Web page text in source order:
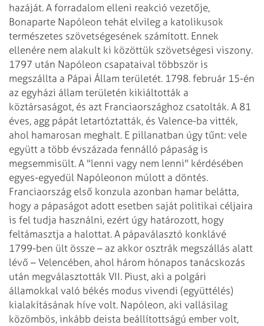
hazáját. A forradalom elleni reakció vezetője,
Bonaparte Napóleon tehát elvileg a katolikusok
természetes szövetségesének számított. Ennek
ellenére nem alakult ki közöttük szövetségesi viszony.
1797 után Napóleon csapataival többször is
megszállta a Pápai Állam területét. 1798. február 15-én
az egyházi állam területén kikiáltották a
köztársaságot, és azt Franciaországhoz csatolták. A 81
éves, agg pápát letartóztatták, és Valence-ba vitték,
ahol hamarosan meghalt. E pillanatban úgy tűnt: vele
együtt a több évszázada fennálló pápaság is
megsemmisült. A "lenni vagy nem lenni" kérdésében
egyes-egyedül Napóleonon múlott a döntés.
Franciaország első konzula azonban hamar belátta,
hogy a pápaságot adott esetben saját politikai céljaira
is fel tudja használni, ezért úgy határozott, hogy
feltámasztja a halottat. A pápaválasztó konklávé
1799-ben ült össze – az akkor osztrák megszállás alatt
lévő – Velencében, ahol három hónapos tanácskozás
után megválasztották VII. Piust, aki a polgári
államokkal való békés modus vivendi (együttélés)
kialakításának híve volt. Napóleon, aki vallásilag
közömbös, inkább deista beállítottságú ember volt,